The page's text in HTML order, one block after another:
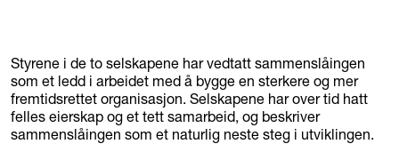
Styrene i de to selskapene har vedtatt sammenslåingen
som et ledd i arbeidet med å bygge en sterkere og mer
fremtidsrettet organisasjon. Selskapene har over tid hatt
felles eierskap og et tett samarbeid, og beskriver
sammenslåingen som et naturlig neste steg i utviklingen.